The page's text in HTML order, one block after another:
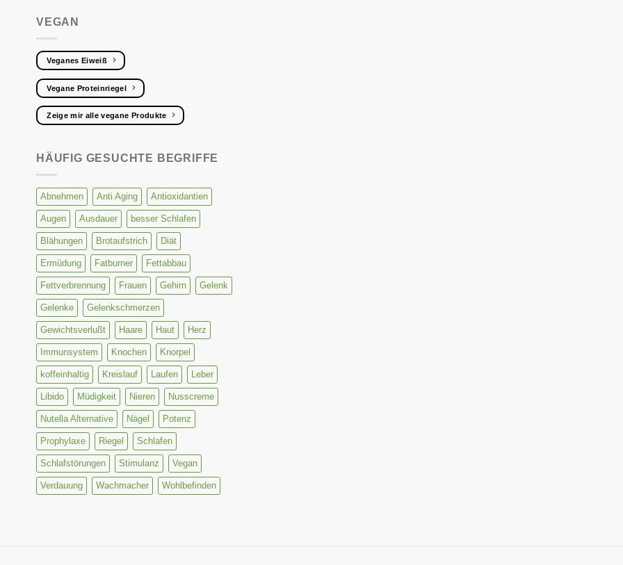
VEGAN
Veganes Eiweiß
Vegane Proteinriegel
Zeige mir alle vegane Produkte
HÄUFIG GESUCHTE BEGRIFFE
Abnehmen Anti Aging Antioxidantien
Augen Ausdauer besser Schlafen
Blähungen Brotaufstrich Diät
Ermüdung Fatburner Fettabbau
Fettverbrennung Frauen Gehirn Gelenk
Gelenke Gelenkschmerzen
Gewichtsverlußt Haare Haut Herz
Immunsystem Knochen Knorpel
koffeinhaltig Kreislauf Laufen Leber
Libido Müdigkeit Nieren Nusscreme
Nutella Alternative Nägel Potenz
Prophylaxe Riegel Schlafen
Schlafstörungen Stimulanz Vegan
Verdauung Wachmacher Wohlbefinden